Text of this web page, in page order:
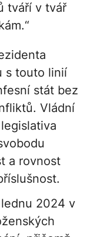
tváří v tvář
s touto linií
stát bez
Vládní
a rovnost
2024 v